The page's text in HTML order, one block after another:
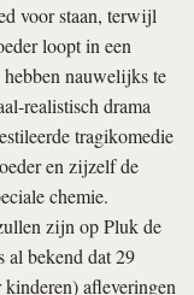
voor staan, terwijl
loopt in een
hebben nauwelijks te
realistisch drama
tragikomedie
en zijzelf de
chemie.
zijn op Pluk de
al bekend dat 29
afleveringen